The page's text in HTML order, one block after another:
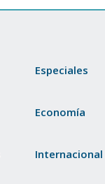
Especiales
Economía
Internacional